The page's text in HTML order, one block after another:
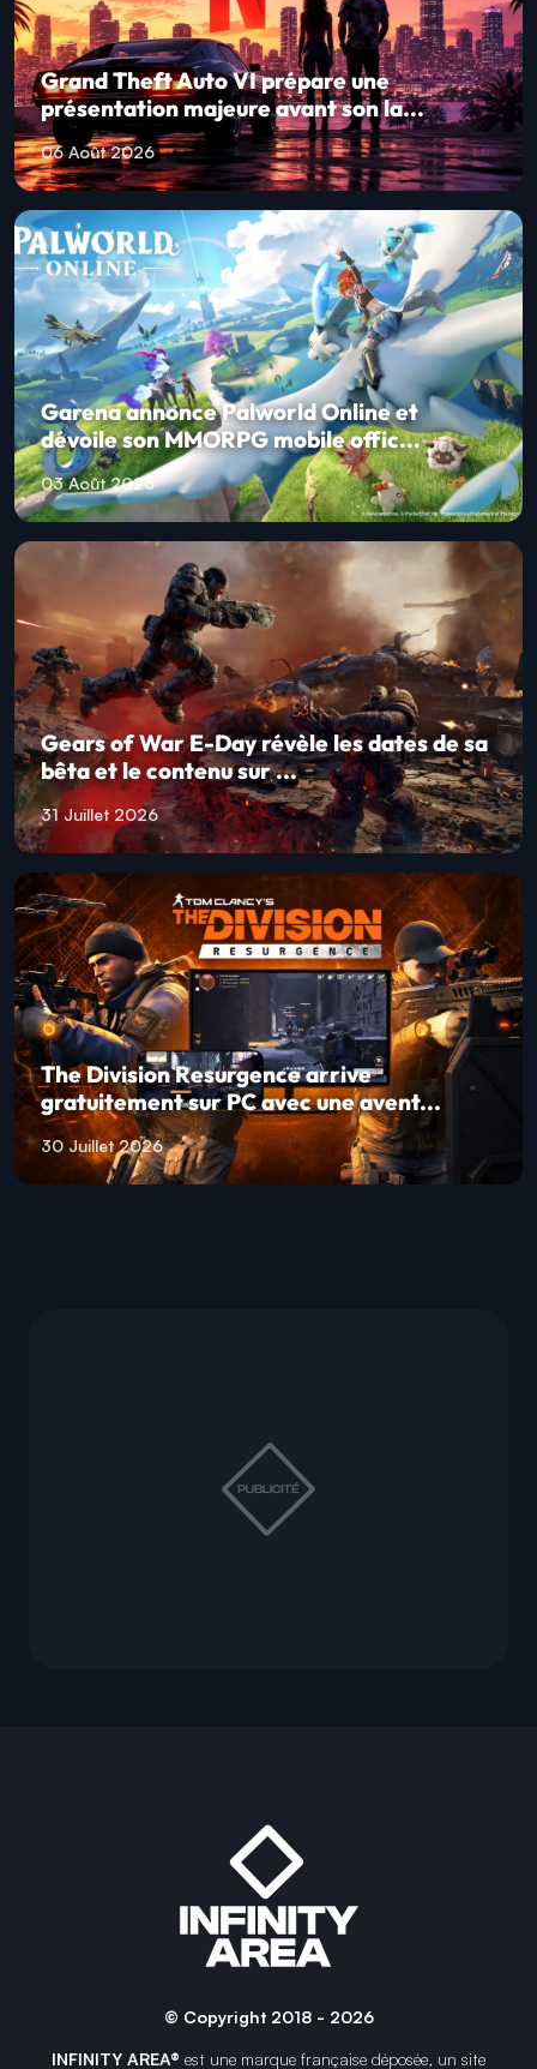
Grand Theft Auto VI prépare une
présentation majeure avant son la...
06 Août 2026
Garena annonce Palworld Online et
dévoile son MMORPG mobile offic...
03 Août 2026
Gears of War E-Day révèle les dates de sa
bêta et le contenu sur ...
31 Juillet 2026
The Division Resurgence arrive
gratuitement sur PC avec une avent...
30 Juillet 2026
© Copyright 2018 - 2026
INFINITY AREA® est une marque française déposée, un site